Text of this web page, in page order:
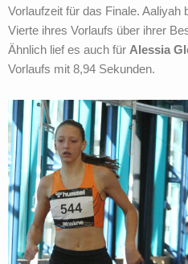
Vorlaufzeit für das Finale. Aaliyah
Vierte ihres Vorlaufs über ihrer
Ähnlich lief es auch für Alessia
Vorlaufs mit 8,94 Sekunden.